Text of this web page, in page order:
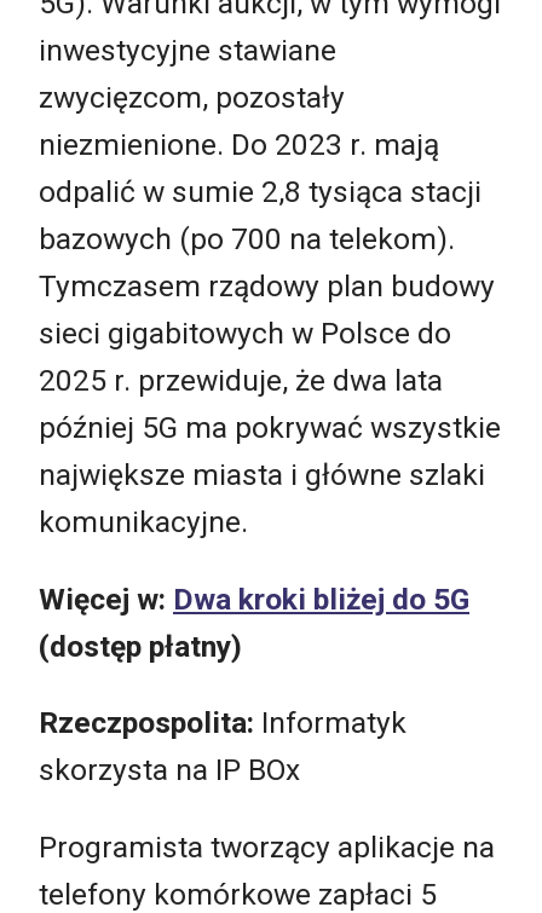
inwestycyjne stawiane
zwycięzcom, pozostały
niezmienione. Do 2023 r. mają
odpalić w sumie 2,8 tysiąca stacji
bazowych (po 700 na telekom).
Tymczasem rządowy plan budowy
sieci gigabitowych w Polsce do
2025 r. przewiduje, że dwa lata
później 5G ma pokrywać wszystkie
największe miasta i główne szlaki
komunikacyjne.
Więcej w: Dwa kroki bliżej do 5G
(dostęp płatny)
Rzeczpospolita: Informatyk
skorzysta na IP BOx
Programista tworzący aplikacje na
telefony komórkowe zapłaci 5